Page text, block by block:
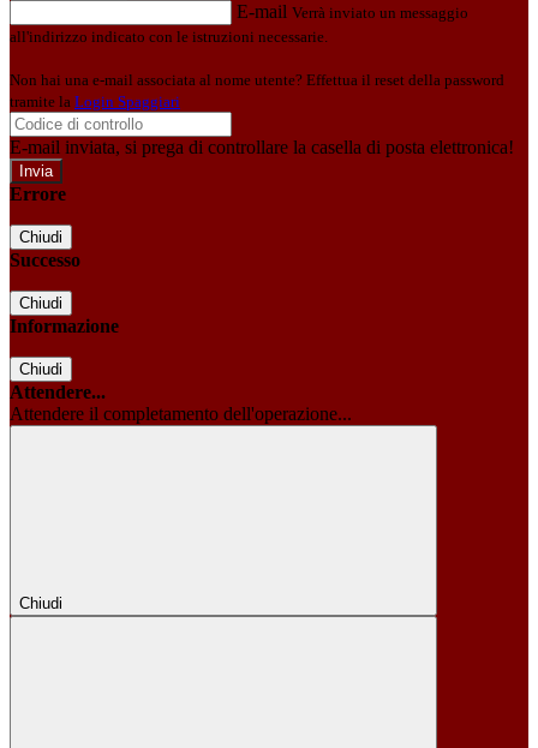
E-mail Verrà inviato un messaggio
all'indirizzo indicato con le istruzioni necessarie.
Non hai una e-mail associata al nome utente? Effettua il reset della password
tramite la Login Spaggiari
E-mail inviata, si prega di controllare la casella di posta elettronica!
Errore
Chiudi
Successo
Chiudi
Informazione
Chiudi
Attendere...
Attendere il completamento dell'operazione...
Chiudi